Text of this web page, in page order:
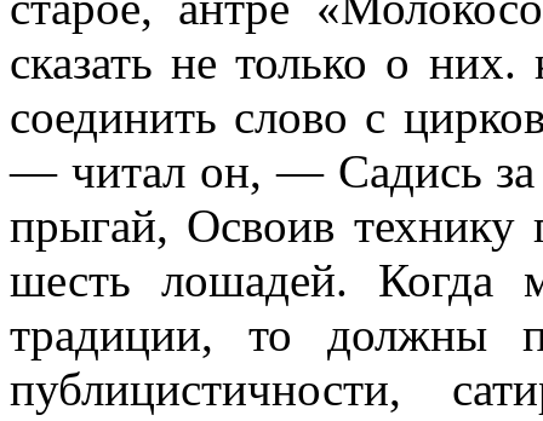
сказать не только о
соединить слово с
— читал он, — Садись за
прыгай, Освоив технику
шесть лошадей. Когда
традиции, то должны
публицистичности,